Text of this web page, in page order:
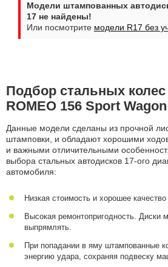
Модели штампованных
17 не найдены!
Или посмотрите модели R17 без
Подбор стальных колес
ROMEO 156 Sport Wagon
Данные модели сделаны из прочной
штамповки, и обладают хорошими
и важными отличительными
выбора стальных автодисков 17-ого
автомобиля:
Низкая стоимость и хорошее
Высокая ремонтопригодность. Диски
выпрямлять.
При попадании в яму штампованные
энергию удара, сохраняя подвеску